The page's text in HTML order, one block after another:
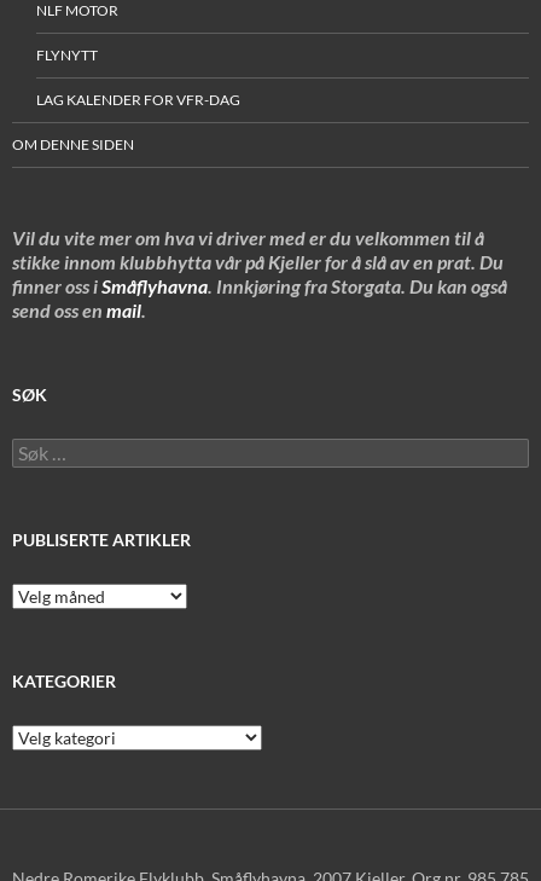
NLF MOTOR
FLYNYTT
LAG KALENDER FOR VFR-DAG
OM DENNE SIDEN
Vil du vite mer om hva vi driver med er du velkommen til å
stikke innom klubbhytta vår på Kjeller for å slå av en prat. Du
finner oss iSmåflyhavna. Innkjøring fra Storgata. Du kan også
send oss en mail.
SØK
Søk
etter:
PUBLISERTE ARTIKLER
Publiserte
artikler
KATEGORIER
Kategorier